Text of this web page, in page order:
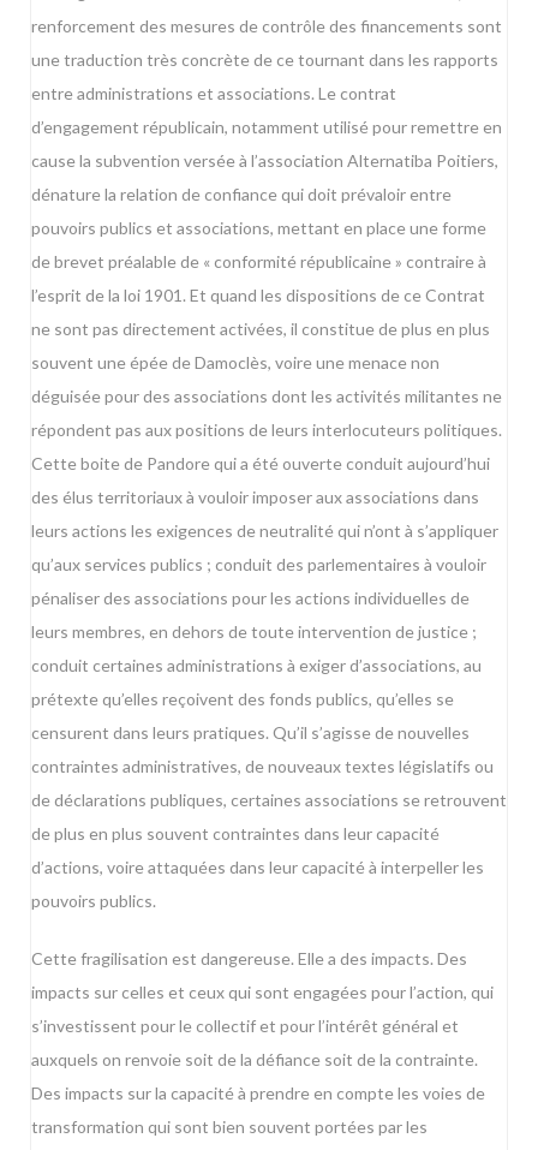
renforcement des mesures de contrôle des financements sont
une traduction très concrète de ce tournant dans les rapports
entre administrations et associations. Le contrat
d’engagement républicain, notamment utilisé pour remettre en
cause la subvention versée à l’association Alternatiba Poitiers,
dénature la relation de confiance qui doit prévaloir entre
pouvoirs publics et associations, mettant en place une forme
de brevet préalable de « conformité républicaine » contraire à
l’esprit de la loi 1901. Et quand les dispositions de ce Contrat
ne sont pas directement activées, il constitue de plus en plus
souvent une épée de Damoclès, voire une menace non
déguisée pour des associations dont les activités militantes ne
répondent pas aux positions de leurs interlocuteurs politiques.
Cette boite de Pandore qui a été ouverte conduit aujourd’hui
des élus territoriaux à vouloir imposer aux associations dans
leurs actions les exigences de neutralité qui n’ont à s’appliquer
qu’aux services publics ; conduit des parlementaires à vouloir
pénaliser des associations pour les actions individuelles de
leurs membres, en dehors de toute intervention de justice ;
conduit certaines administrations à exiger d’associations, au
prétexte qu’elles reçoivent des fonds publics, qu’elles se
censurent dans leurs pratiques. Qu’il s’agisse de nouvelles
contraintes administratives, de nouveaux textes législatifs ou
de déclarations publiques, certaines associations se retrouvent
de plus en plus souvent contraintes dans leur capacité
d’actions, voire attaquées dans leur capacité à interpeller les
pouvoirs publics.
Cette fragilisation est dangereuse. Elle a des impacts. Des
impacts sur celles et ceux qui sont engagées pour l’action, qui
s’investissent pour le collectif et pour l’intérêt général et
auxquels on renvoie soit de la défiance soit de la contrainte.
Des impacts sur la capacité à prendre en compte les voies de
transformation qui sont bien souvent portées par les